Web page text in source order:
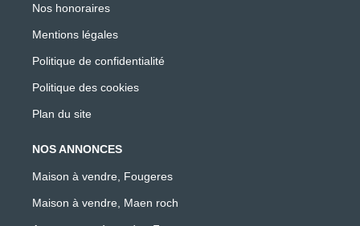
Nos honoraires
Mentions légales
Politique de confidentialité
Politique des cookies
Plan du site
NOS ANNONCES
Maison à vendre, Fougeres
Maison à vendre, Maen roch